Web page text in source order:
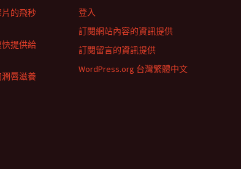
的飛秒
提供給
唇滋養
登入
訂閱網站內容的資訊提供
訂閱留言的資訊提供
WordPress.org 台灣繁體中文